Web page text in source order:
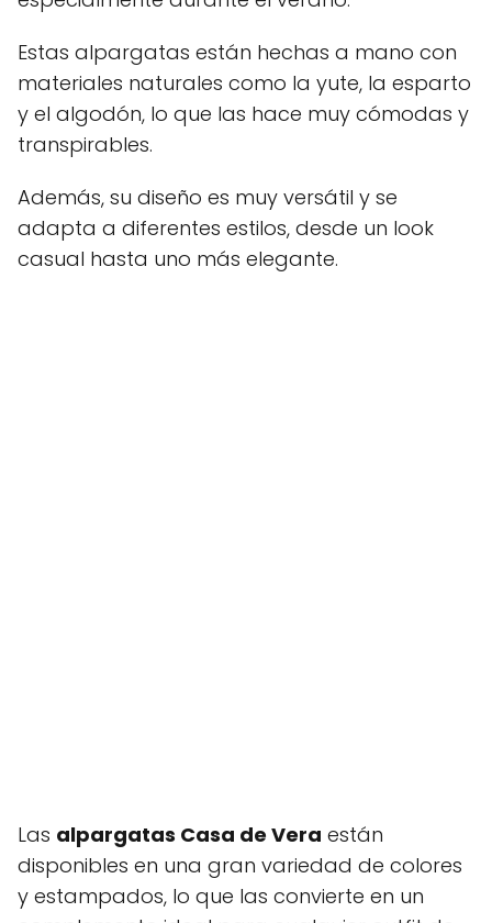
Estas alpargatas están hechas a mano con
materiales naturales como la yute, la esparto
y el algodón, lo que las hace muy cómodas y
transpirables.
Además, su diseño es muy versátil y se
adapta a diferentes estilos, desde un look
casual hasta uno más elegante.
Las alpargatas Casa de Vera están
disponibles en una gran variedad de colores
y estampados, lo que las convierte en un